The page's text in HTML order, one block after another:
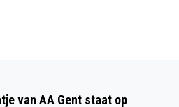
van AA Gent staat op